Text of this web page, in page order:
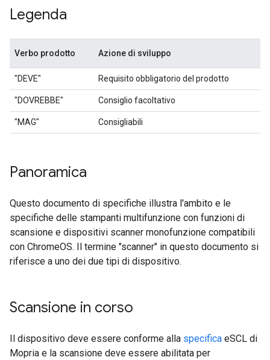
Legenda
Verbo prodotto Azione di sviluppo
"DEVE" Requisito obbligatorio del prodotto
"DOVREBBE" Consiglio facoltativo
"MAG" Consigliabili
Panoramica
Questo documento di specifiche illustra l'ambito e le
specifiche delle stampanti multifunzione con funzioni di
scansione e dispositivi scanner monofunzione compatibili
con ChromeOS. Il termine "scanner" in questo documento si
riferisce a uno dei due tipi di dispositivo.
Scansione in corso
Il dispositivo deve essere conforme alla specifica eSCL di
Mopria e la scansione deve essere abilitata per